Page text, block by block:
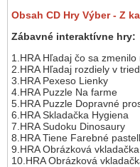
Obsah CD Hry Výber - Z
Zábavné interaktívne hry:
1.HRA Hľadaj čo sa zmenilo
2.HRA Hľadaj rozdiely v
3.HRA Pexeso Lienky
4.HRA Puzzle Na farme
5.HRA Puzzle Dopravné
6.HRA Skladačka Hygiena
7.HRA Sudoku Dinosaury
8.HRA Tiene Farebné
9.HRA Obrázková
10.HRA Obrázková